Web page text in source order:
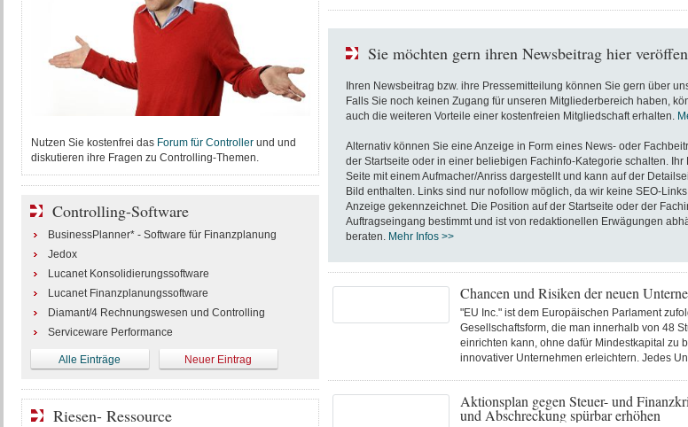
Sie möchten gern ihren Newsbeitrag hier
Ihren Newsbeitrag bzw. ihre Pressemitteilung können Sie gern über
Falls Sie noch keinen Zugang für unseren Mitgliederbereich haben,
auch die weiteren Vorteile einer kostenfreien Mitgliedschaft erhalten.
Alternativ können Sie eine Anzeige in Form eines News- oder
der Startseite oder in einer beliebigen Fachinfo-Kategorie schalten.
Seite mit einem Aufmacher/Anriss dargestellt und kann auf der
Bild enthalten. Links sind nur nofollow möglich, da wir keine SEO-
Anzeige gekennzeichnet. Die Position auf der Startseite oder der
Auftragseingang bestimmt und ist von redaktionellen Erwägungen
beraten. Mehr Infos >>
Chancen und Risiken der neuen
"EU Inc." ist dem Europäischen Parlament
Gesellschaftsform, die man innerhalb von 48
einrichten kann, ohne dafür Mindestkapital zu
innovativer Unternehmen erleichtern. Jedes
Aktionsplan gegen Steuer- und
und Abschreckung spürbar erhöhen
Nutzen Sie kostenfrei das Forum für Controllerund und
diskutieren ihre Fragen zu Controlling-Themen.
Controlling-Software
BusinessPlanner* - Software für Finanzplanung
Jedox
Lucanet Konsolidierungssoftware
Lucanet Finanzplanungssoftware
Diamant/4 Rechnungswesen und Controlling
Serviceware Performance
Alle Einträge Neuer Eintrag
Riesen- Ressource